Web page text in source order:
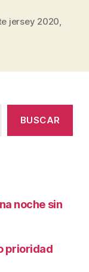
jersey 2020
BUSCAR
noche sin
prioridad